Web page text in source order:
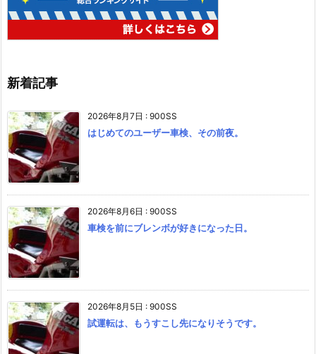
新着記事
2026年8月7日 : 900SS
はじめてのユーザー車検、その前夜。
2026年8月6日 : 900SS
車検を前にブレンボが好きになった日。
2026年8月5日 : 900SS
試運転は、もうすこし先になりそうです。